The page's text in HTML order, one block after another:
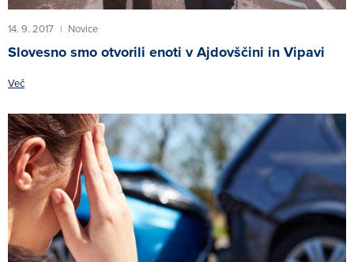
14. 9. 2017 | Novice
Slovesno smo otvorili enoti v Ajdovščini in Vipavi
Več